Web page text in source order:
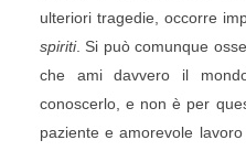
ulteriori tragedie, occorre
spiriti. Si può comunque
che ami davvero il
conoscerlo, e non è per
paziente e amorevole